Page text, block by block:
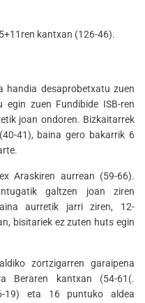
kantxan (126-46).
handia desaprobetxatu zuen
zuen Fundibide ISB-ren
joan ondoren. Bizkaitarrek
41), baina gero bakarrik 6
Araskiren aurrean (59-66).
galtzen joan ziren
aurretik jarri ziren, 12-
bisitariek ez zuten huts egin
zortzigarren garaipena
Beraren kantxan (54-61(.
19) eta 16 puntuko aldea